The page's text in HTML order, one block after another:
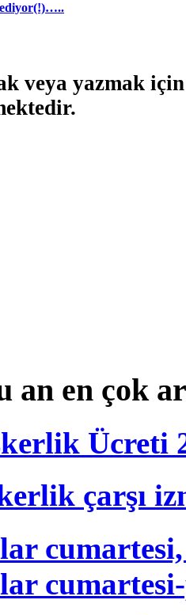
veya yazmak
an en çok
Ücreti
çarşı
cumartesi,